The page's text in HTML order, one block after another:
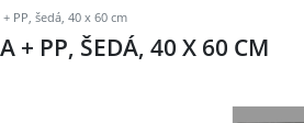
PP, šedá, 40 x 60 cm
+ PP, ŠEDÁ, 40 X 60 CM